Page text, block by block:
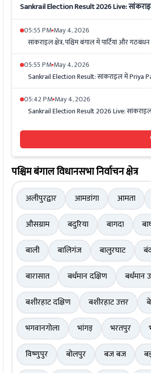
Sankrail Election Result 2026 Live:
05:55 PMMay 4, 2026
सांकराइल क्षेत्र, पश्चिम बंगाल में पार्टियां और
05:55 PMMay 4, 2026
Sankrail Election Result: सांकराइल में Priya
05:42 PMMay 4, 2026
Sankrail Election Result 2026 Live: सांकराइल
पश्चिम बंगाल विधानसभा निर्वाचन क्षेत्र
अलीपुरद्वार आमडांगा आमता
औसग्राम
बदुरिया बागदा
बाली
बालिगंज बालुरघाट
बारासात
बर्धमान दक्षिण बर्धमान
बशीरहाट दक्षिण
बशीरहाट उत्तर
भगवानगोला
भांगड़ भरतपुर
विष्णुपुर
बोलपुर बज बज